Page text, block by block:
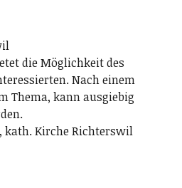
die Möglichkeit des
Nach einem
Thema, kann ausgiebig
kath. Kirche Richterswil